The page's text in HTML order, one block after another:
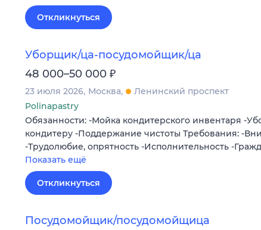
Откликнуться
Уборщик/ца-посудомойщик/ца
48 000–50 000 ₽
23 июля 2026 Москва
Ленинский проспект
Polinapastry
Обязанности: -Мойка кондитерского инвентаря -
кондитеру -Поддержание чистоты Требования: -
-Трудолюбие, опрятность -Исполнительность -
Показать ещё
Откликнуться
Посудомойщик/посудомойщица